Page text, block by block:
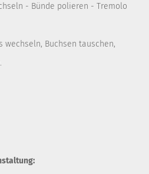
- Bünde polieren - Tremolo
Buchsen tauschen,